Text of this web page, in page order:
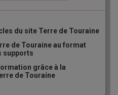
du site Terre de Touraine
de Touraine au format
supports
grâce à la
de Touraine